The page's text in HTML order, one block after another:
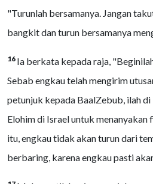
"Turunlah bersamanya. Jangan
bangkit dan turun bersamanya
16 Ia berkata kepada raja,
Sebab engkau telah mengirim
petunjuk kepada BaalZebub, ilah
Elohim di Israel untuk
itu, engkau tidak akan turun dari
berbaring, karena engkau pasti